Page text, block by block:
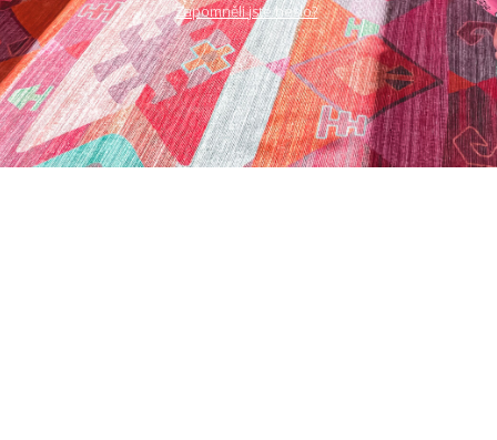
Zapomněli jste heslo?